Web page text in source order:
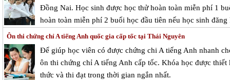
Đồng Nai. Học sinh được học thử hoàn toàn miễn phí 1
hoàn toàn miễn phí 2 buổi học đầu tiên nếu học sinh
Ôn thi chứng chỉ A tiếng Anh quốc gia cấp tốc tại Thái Nguyên
Để giúp học viên có được chứng chi A tiếng Anh nhanh
ôn thi chứng chỉ A tiếng Anh cấp tốc. Khóa học được
thức và thi đạt trong thời gian ngắn nhất.